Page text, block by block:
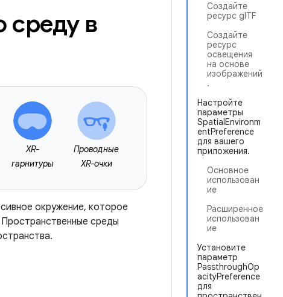
Создайте
ресурс glTF
Создайте
ресурс
освещения
на основе
изображений
.
Настройте
параметры
SpatialEnvironm
entPreference
для вашего
приложения.
Основное
использован
ие
Расширенное
использован
ие
Установите
параметр
PassthroughOp
acityPreference
для
среду в
XR-
гарнитуры
Проводные
XR-очки
окружение, которое
среды